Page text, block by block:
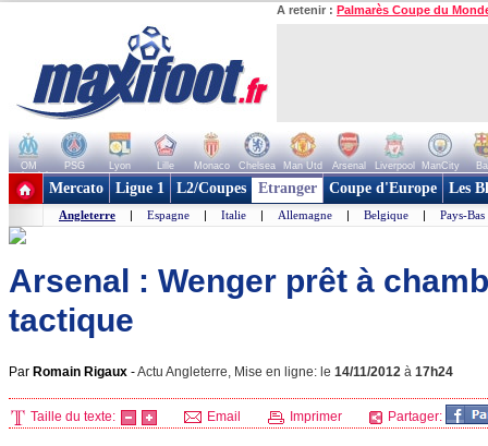
A retenir : Palmarès Coupe du
OM PSG Lyon Lille Monaco Chelsea Man Utd Arsenal Liverpool ManCity
+ de clubs
Mercato Ligue 1 L2/Coupes Etranger Coupe d'Europe Les
Angleterre | Espagne | Italie | Allemagne | Belgique | Pays-Bas
Arsenal : Wenger prêt à
tactique
Par Romain Rigaux -Actu Angleterre, Mise en ligne: le 14/11/2012 à 17h24
Taille du texte: Email Imprimer Partager: